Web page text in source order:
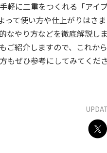
軽に二重をつくれる「アイ
て使い方や仕上がりはさま
なやり方などを徹底解説し
ご紹介しますので、これか
ぜひ参考にしてみてくださ